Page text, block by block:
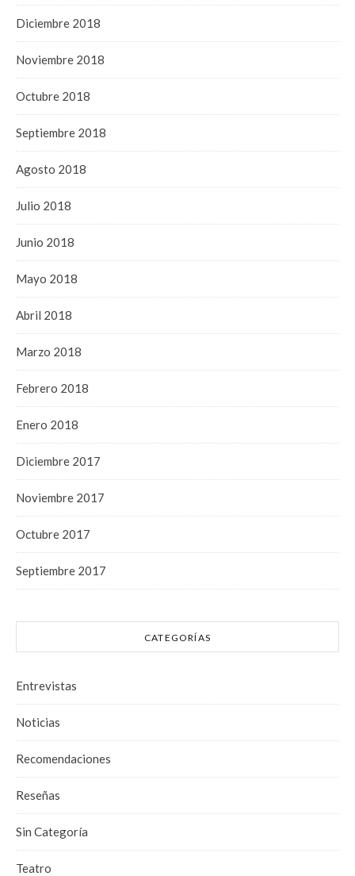
Diciembre 2018
Noviembre 2018
Octubre 2018
Septiembre 2018
Agosto 2018
Julio 2018
Junio 2018
Mayo 2018
Abril 2018
Marzo 2018
Febrero 2018
Enero 2018
Diciembre 2017
Noviembre 2017
Octubre 2017
Septiembre 2017
CATEGORÍAS
Entrevistas
Noticias
Recomendaciones
Reseñas
Sin Categoría
Teatro